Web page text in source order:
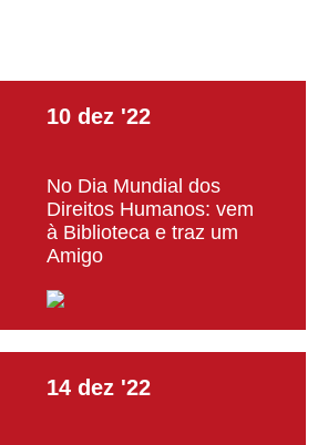
10 dez '22
No Dia Mundial dos
Direitos Humanos: vem
à Biblioteca e traz um
Amigo
14 dez '22